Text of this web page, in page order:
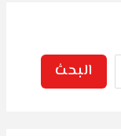
البحث